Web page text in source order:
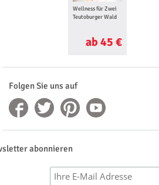
Wellness für Zwei
Teutoburger Wald
ab 45 €
Folgen Sie uns auf
abonnieren